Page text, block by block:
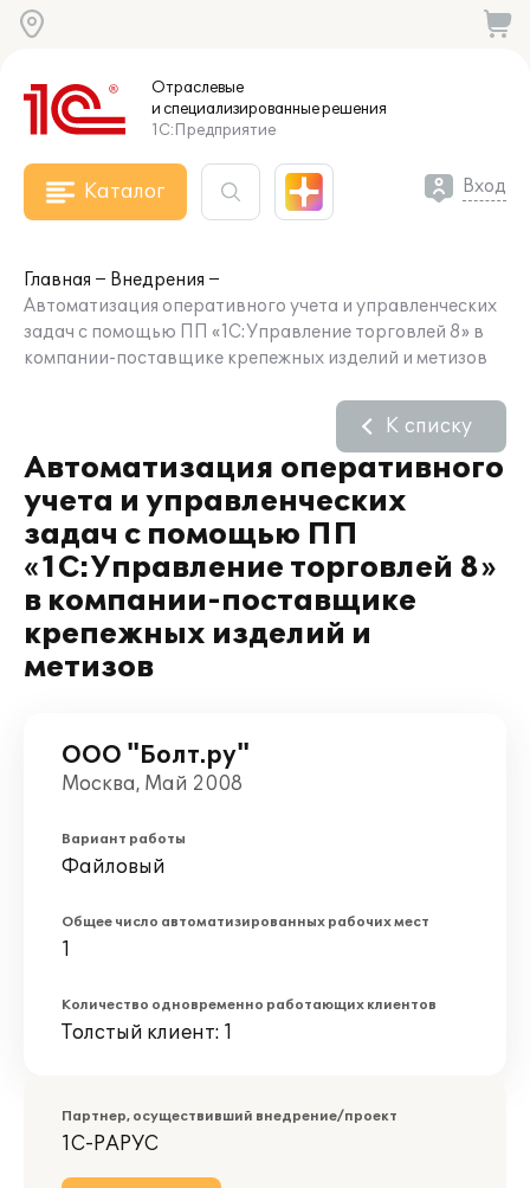
Отраслевые
и специализированныерешения
1С:Предприятие
Каталог Вход
Главная
Внедрения
Автоматизация оперативного учета и управленческих
задач с помощью ПП «1С:Управление торговлей 8» в
компании-поставщике крепежных изделий и метизов
Автоматизация оперативного
учета и управленческих
задач с помощью ПП
«1С:Управление торговлей 8»
в компании-поставщике
крепежных изделий и
метизов
К списку
ООО "Болт.ру"
Москва, Май 2008
Вариант работы
Файловый
Общее число автоматизированных рабочих мест
1
Количество одновременно работающих клиентов
Толстый клиент: 1
Партнер, осуществивший внедрение/проект
1С-РАРУС